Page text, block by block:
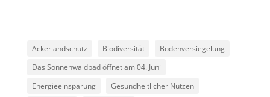
Ackerlandschutz Biodiversität
Bodenversiegelung
Das Sonnenwaldbad öffnet am 04. Juni
Energieeinsparung
Gesundheitlicher Nutzen